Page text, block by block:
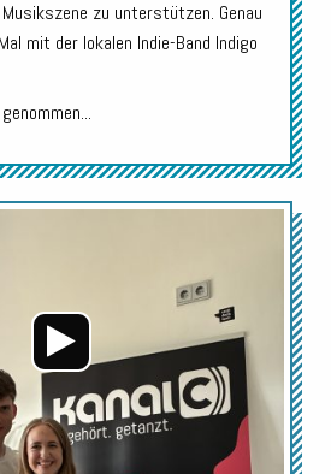
zu unterstützen. Genau
mit der lokalen Indie-Band Indigo
Audio-
Player